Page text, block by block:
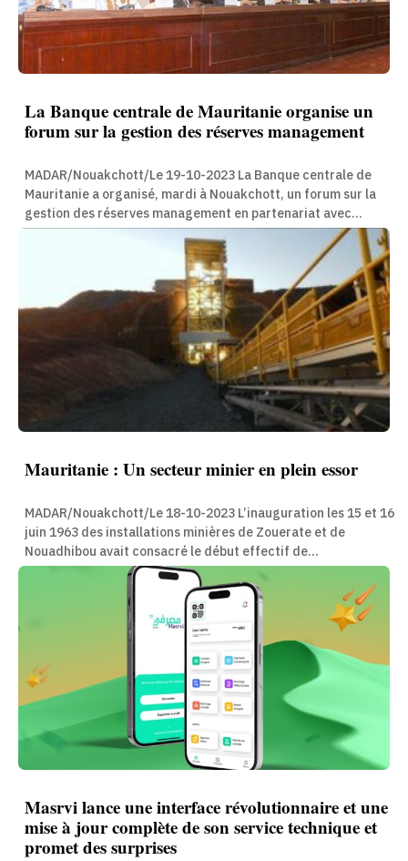
La Banque centrale de Mauritanie organise un
forum sur la gestion des réserves management
MADAR/Nouakchott/Le 19-10-2023 La Banque centrale de
Mauritanie a organisé, mardi à Nouakchott, un forum sur la
gestion des réserves management en partenariat avec...
Mauritanie : Un secteur minier en plein essor
MADAR/Nouakchott/Le 18-10-2023 L’inauguration les 15 et 16
juin 1963 des installations minières de Zouerate et de
Nouadhibou avait consacré le début effectif de...
Masrvi lance une interface révolutionnaire et une
mise à jour complète de son service technique et
promet des surprises